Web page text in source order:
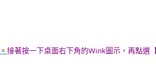
。 接著按一下桌面右下角的Wink圖示，再點選